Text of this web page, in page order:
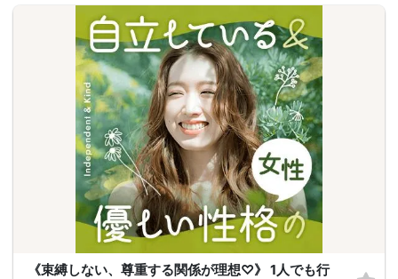
《束縛しない、尊重する関係が理想♡》 1人でも行